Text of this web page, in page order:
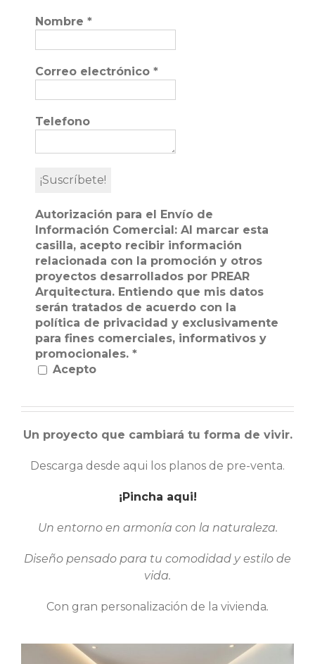
Nombre *
Correo electrónico *
Telefono
Autorización para el Envío de
Información Comercial: Al marcar esta
casilla, acepto recibir información
relacionada con la promoción y otros
proyectos desarrollados por PREAR
Arquitectura. Entiendo que mis datos
serán tratados de acuerdo con la
política de privacidad y exclusivamente
para fines comerciales, informativos y
promocionales. *
Acepto
Un proyecto que cambiará tu forma de vivir.
Descarga desde aqui los planos de pre-venta.
¡Pincha aqui!
Un entorno en armonía con la naturaleza.
Diseño pensado para tu comodidad y estilo de
vida.
Con gran personalización de la vivienda.